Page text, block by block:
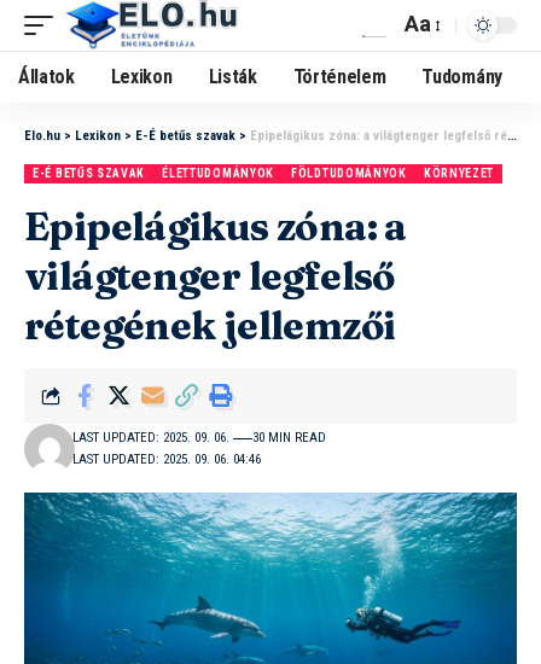
Aa
Állatok Lexikon Listák Történelem Tudomány
Elo.hu > Lexikon > E-É betűs szavak > Epipelágikus zóna: a világtenger legfelső rétegének jellemzői
E-É BETŰS SZAVAK ÉLETTUDOMÁNYOK FÖLDTUDOMÁNYOK KÖRNYEZET
Epipelágikus zóna: a
világtenger legfelső
rétegének jellemzői
LAST UPDATED: 2025. 09. 06. 04:46
LAST UPDATED: 2025. 09. 06. 30 MIN READ